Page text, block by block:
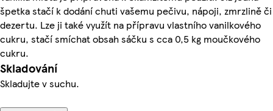
špetka stačí k dodání chuti vašemu pečivu, nápoji, zmrzlině či
dezertu. Lze ji také využít na přípravu vlastního vanilkového
cukru, stačí smíchat obsah sáčku s cca 0,5 kg moučkového
cukru.
Skladování
Skladujte v suchu.